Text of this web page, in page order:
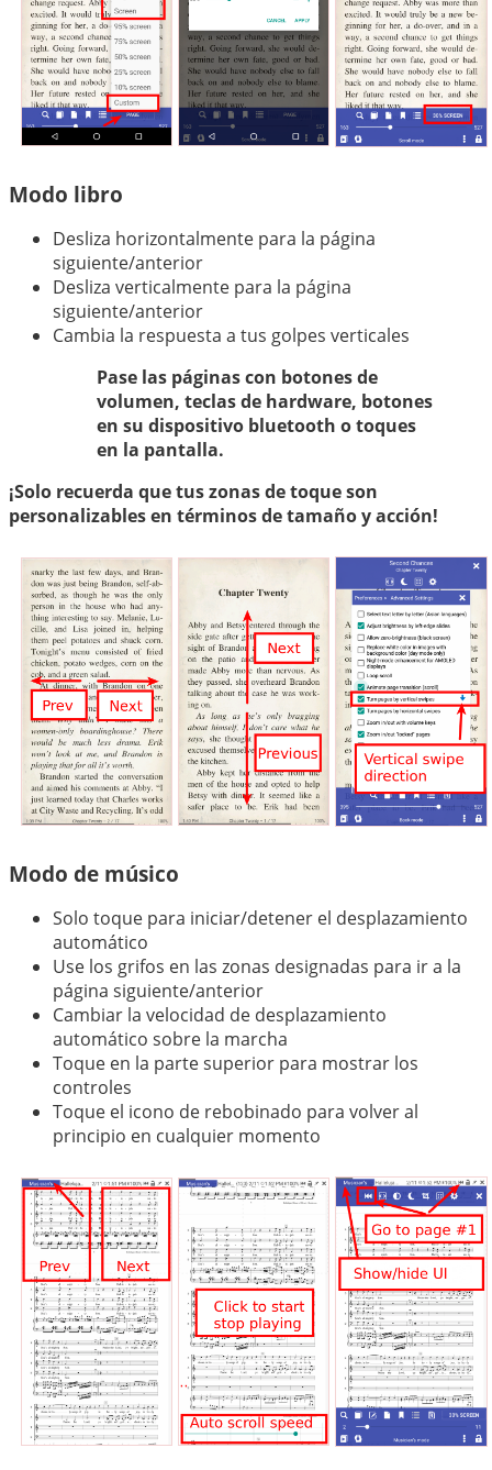
Modo libro
Desliza horizontalmente para la página
siguiente/anterior
Desliza verticalmente para la página
siguiente/anterior
Cambia la respuesta a tus golpes verticales
Pase las páginas con botones de
volumen, teclas de hardware, botones
en su dispositivo bluetooth o toques
en la pantalla.
¡Solo recuerda que tus zonas de toque son
personalizables en términos de tamaño y acción!
Modo de músico
Solo toque para iniciar/detener el desplazamiento
automático
Use los grifos en las zonas designadas para ir a la
página siguiente/anterior
Cambiar la velocidad de desplazamiento
automático sobre la marcha
Toque en la parte superior para mostrar los
controles
Toque el icono de rebobinado para volver al
principio en cualquier momento